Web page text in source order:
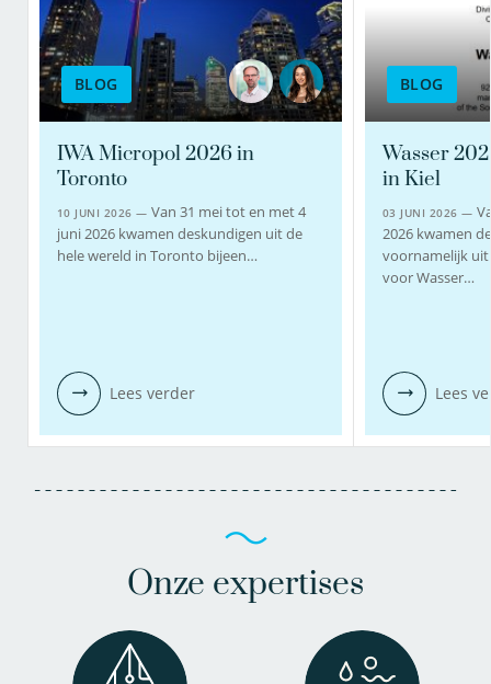
BLOG
IWA Micropol 2026 in
Toronto
10 JUNI 2026 —Van 31 mei tot en met 4
juni 2026 kwamen deskundigen uit de
hele wereld in Toronto bijeen…
Lees verder
BLOG
Wasser
in Kiel
03 JUNI 2026 —
2026 kwamen
voornamelijk uit
voor Wasser…
Lees
Onze expertises